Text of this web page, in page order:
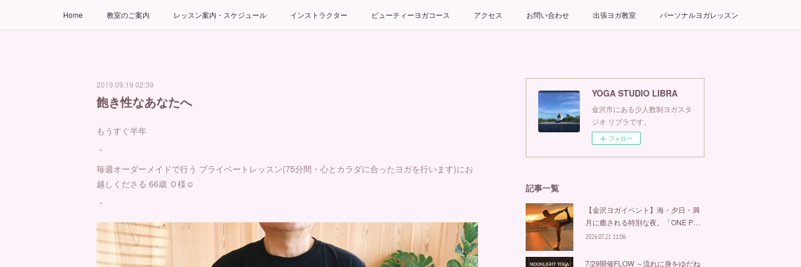
Home 教室のご案内 レッスン案内・スケジュール インストラクター ビューティーヨガコース アクセス お問い合わせ 出張ヨガ教室 パーソナルヨガレッスン
2019.09.19 02:39
飽き性なあなたへ
もうすぐ半年
・
毎週オーダーメイドで行う プライベートレッスン(75分間・心とカラダに合ったヨガを行います)にお
越しくださる 66歳 Ｏ様☺️
・
YOGA STUDIO LIBRA
金沢市にある少人数制ヨガスタ
ジオ リブラです。
フォロー
記事一覧
【金沢ヨガイベント】海・夕日・満
月に癒される特別な夜。「ONE P…
2026.07.21 11:06
7/29開催FLOW ～流れに身をゆだね